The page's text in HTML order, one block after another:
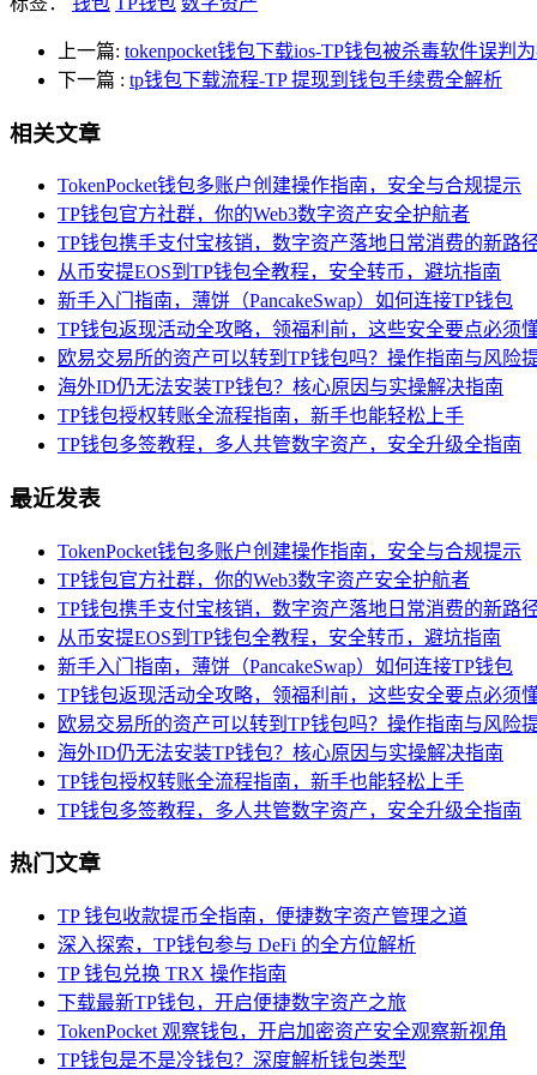
上一篇: tokenpocket钱包下载ios-TP钱包被杀毒软件误判
下一篇 : tp钱包下载流程-TP 提现到钱包手续费全解析
相关文章
TokenPocket钱包多账户创建操作指南，安全与合规提示
TP钱包官方社群，你的Web3数字资产安全护航者
TP钱包携手支付宝核销，数字资产落地日常消费的新路
从币安提EOS到TP钱包全教程，安全转币，避坑指南
新手入门指南，薄饼（PancakeSwap）如何连接TP钱包
TP钱包返现活动全攻略，领福利前，这些安全要点必须懂
欧易交易所的资产可以转到TP钱包吗？操作指南与风险
海外ID仍无法安装TP钱包？核心原因与实操解决指南
TP钱包授权转账全流程指南，新手也能轻松上手
TP钱包多签教程，多人共管数字资产，安全升级全指南
最近发表
TokenPocket钱包多账户创建操作指南，安全与合规提示
TP钱包官方社群，你的Web3数字资产安全护航者
TP钱包携手支付宝核销，数字资产落地日常消费的新路
从币安提EOS到TP钱包全教程，安全转币，避坑指南
新手入门指南，薄饼（PancakeSwap）如何连接TP钱包
TP钱包返现活动全攻略，领福利前，这些安全要点必须懂
欧易交易所的资产可以转到TP钱包吗？操作指南与风险
海外ID仍无法安装TP钱包？核心原因与实操解决指南
TP钱包授权转账全流程指南，新手也能轻松上手
TP钱包多签教程，多人共管数字资产，安全升级全指南
热门文章
TP 钱包收款提币全指南，便捷数字资产管理之道
深入探索，TP钱包参与 DeFi 的全方位解析
TP 钱包兑换 TRX 操作指南
下载最新TP钱包，开启便捷数字资产之旅
TokenPocket 观察钱包，开启加密资产安全观察新视角
TP钱包是不是冷钱包？深度解析钱包类型